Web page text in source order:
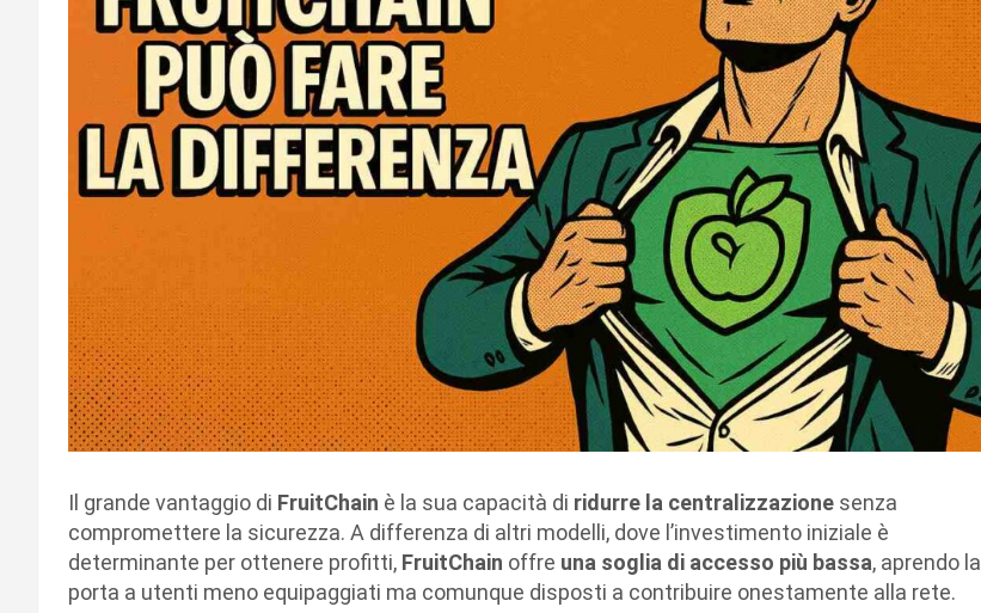
Il grande vantaggio di FruitChain è la sua capacità di ridurre la centralizzazione senza
compromettere la sicurezza. A differenza di altri modelli, dove l’investimento iniziale è
determinante per ottenere profitti, FruitChain offre una soglia di accesso più bassa, aprendo la
porta a utenti meno equipaggiati ma comunque disposti a contribuire onestamente alla rete.